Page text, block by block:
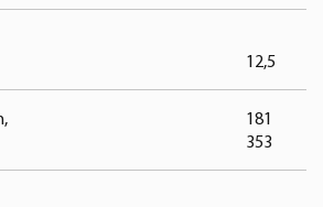
12,5
181
353